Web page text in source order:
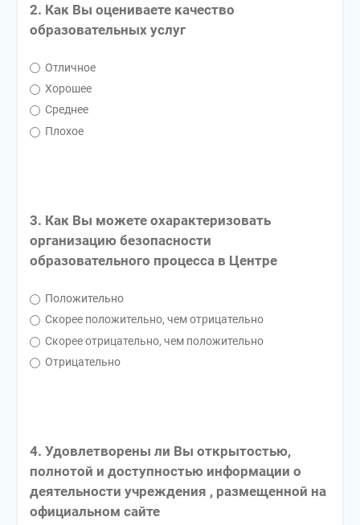
2. Как Вы оцениваете качество
образовательных услуг
Отличное
Хорошее
Среднее
Плохое
3. Как Вы можете охарактеризовать
организацию безопасности
образовательного процесса в Центре
Положительно
Скорее положительно, чем отрицательно
Скорее отрицательно, чем положительно
Отрицательно
4. Удовлетворены ли Вы открытостью,
полнотой и доступностью информации о
деятельности учреждения , размещенной на
официальном сайте